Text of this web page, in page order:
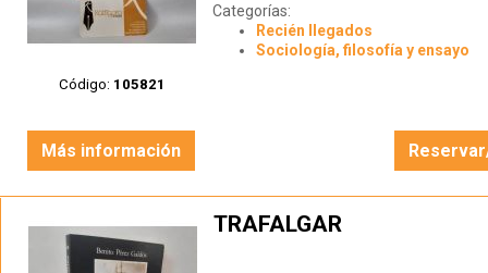
Código: 105821
Categorías:
Recién llegados
Sociología, filosofía y ensayo
Más información
TRAFALGAR